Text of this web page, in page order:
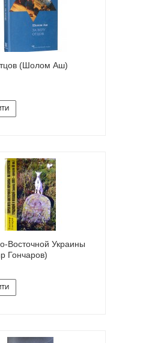
(Шолом Аш)
Восточной Украины
Гончаров)